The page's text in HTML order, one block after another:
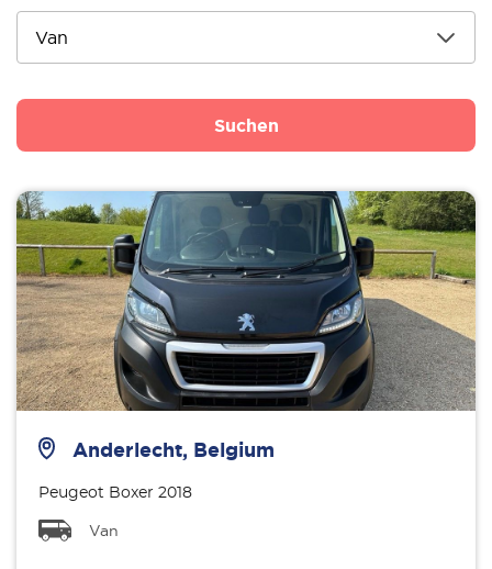
Suchen
Anderlecht, Belgium
Peugeot Boxer 2018
Van